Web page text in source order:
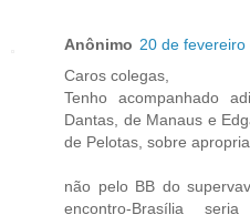
Anônimo 20 de
Caros colegas,
Tenho acompanhado
Dantas, de Manaus e
de Pelotas, sobre
não pelo BB do
encontro-Brasília